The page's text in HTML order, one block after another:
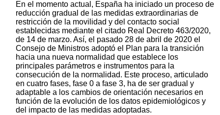
En el momento actual, España ha iniciado un proceso de
reducción gradual de las medidas extraordinarias de
restricción de la movilidad y del contacto social
establecidas mediante el citado Real Decreto 463/2020,
de 14 de marzo. Así, el pasado 28 de abril de 2020 el
Consejo de Ministros adoptó el Plan para la transición
hacia una nueva normalidad que establece los
principales parámetros e instrumentos para la
consecución de la normalidad. Este proceso, articulado
en cuatro fases, fase 0 a fase 3, ha de ser gradual y
adaptable a los cambios de orientación necesarios en
función de la evolución de los datos epidemiológicos y
del impacto de las medidas adoptadas.